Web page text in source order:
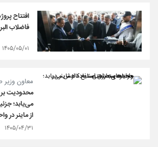
افتتاح
فاضلاب
۱۴۰۵/۰۵/۰۱
معاون
محدودیت
می‌یابد؛
از ماینر در
۱۴۰۵/۰۴/۳۱